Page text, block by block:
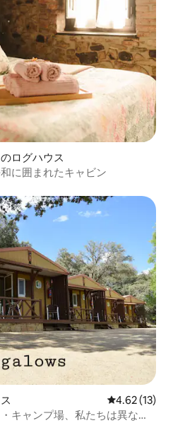
ログハウス
に囲まれたキャビン
レビュー13
4.62 (13)
キャンプ場、私たちは異なっ